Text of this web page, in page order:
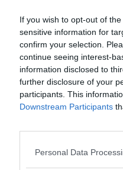
If you wish to opt-out of
sensitive information for
confirm your selection.
continue seeing interest-
information disclosed to
further disclosure of your
participants. This
Downstream Participants
Personal Data
bene"
Rossi
si sbagliano di grosso"
con un secchio di letame
repubblica sergio mattarella